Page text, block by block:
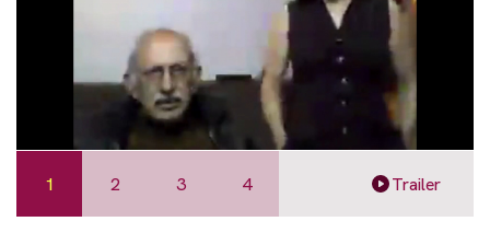
1 2 3 4 Trailer